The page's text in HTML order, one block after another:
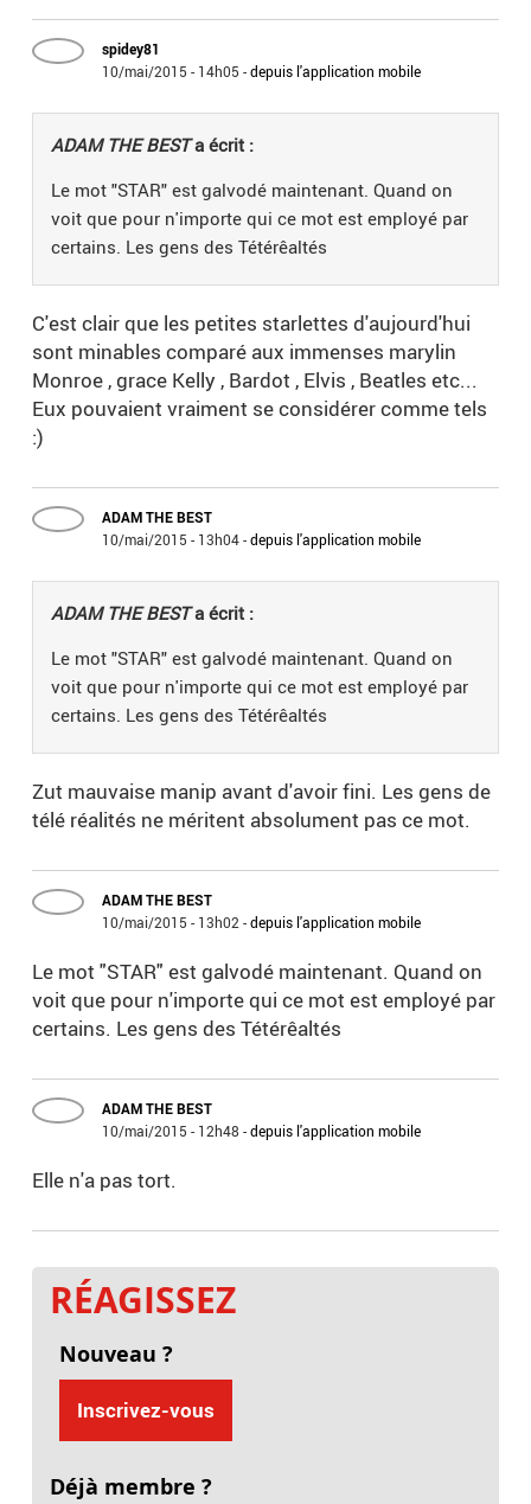
spidey81
10/mai/2015 - 14h05 -depuis l'application mobile
ADAM THE BESTa écrit :
Le mot "STAR" est galvodé maintenant. Quand on
voit que pour n'importe qui ce mot est employé par
certains. Les gens des Tétérêaltés
C'est clair que les petites starlettes d'aujourd'hui
sont minables comparé aux immenses marylin
Monroe , grace Kelly , Bardot , Elvis , Beatles etc...
Eux pouvaient vraiment se considérer comme tels
:)
ADAM THE BEST
10/mai/2015 - 13h04-depuis l'application mobile
ADAM THE BESTa écrit :
Le mot "STAR" est galvodé maintenant. Quand on
voit que pour n'importe qui ce mot est employé par
certains. Les gens des Tétérêaltés
Zut mauvaise manip avant d'avoir fini. Les gens de
télé réalités ne méritent absolument pas ce mot.
ADAM THE BEST
10/mai/2015 - 13h02 -depuis l'application mobile
Le mot "STAR" est galvodé maintenant. Quand on
voit que pour n'importe qui ce mot est employé par
certains. Les gens des Tétérêaltés
ADAM THE BEST
10/mai/2015 - 12h48 -depuis l'application mobile
Elle n'a pas tort.
RÉAGISSEZ
Nouveau ?
Inscrivez-vous
Déjà membre ?